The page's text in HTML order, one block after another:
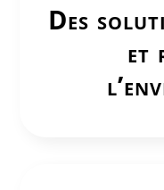
Des
et